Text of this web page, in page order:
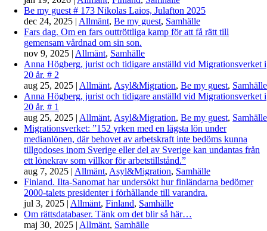
Be my guest # 173 Nikolas Laios, Julafton 2025
dec 24, 2025 | Allmänt, Be my guest, Samhälle
Fars dag. Om en fars outtröttliga kamp för att få rätt till
gemensam vårdnad om sin son.
nov 9, 2025 | Allmänt, Samhälle
Anna Högberg, jurist och tidigare anställd vid Migrationsverket i
20 år. # 2
aug 25, 2025 | Allmänt, Asyl&Migration, Be my guest, Samhälle
Anna Högberg, jurist och tidigare anställd vid Migrationsverket i
20 år. # 1
aug 25, 2025 | Allmänt, Asyl&Migration, Be my guest, Samhälle
Migrationsverket: ”152 yrken med en lägsta lön under
medianlönen, där behovet av arbetskraft inte bedöms kunna
tillgodoses inom Sverige eller del av Sverige kan undantas från
ett lönekrav som villkor för arbetstillstånd.”
aug 7, 2025 | Allmänt, Asyl&Migration, Samhälle
Finland. Ilta-Sanomat har undersökt hur finländarna bedömer
2000-talets presidenter i förhållande till varandra.
jul 3, 2025 | Allmänt, Finland, Samhälle
Om rättsdatabaser. Tänk om det blir så här…
maj 30, 2025 | Allmänt, Samhälle